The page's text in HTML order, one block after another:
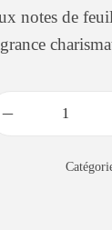
notes de